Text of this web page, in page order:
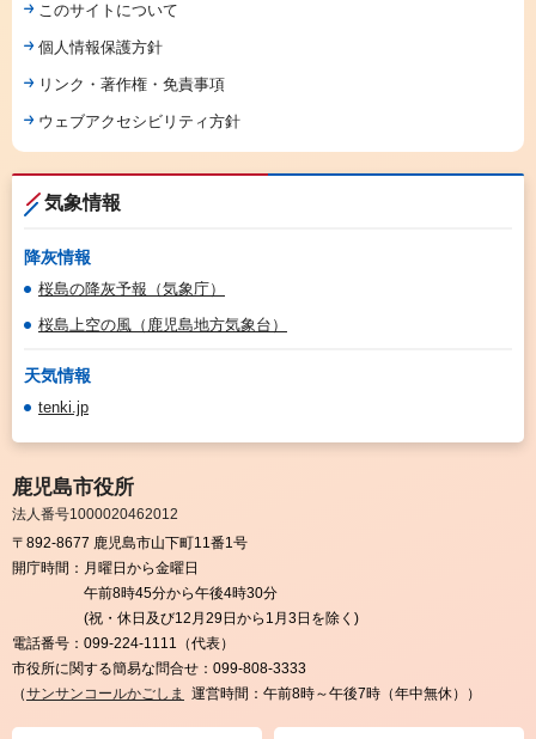
このサイトについて
個人情報保護方針
リンク・著作権・免責事項
ウェブアクセシビリティ方針
気象情報
降灰情報
桜島の降灰予報（気象庁）
桜島上空の風（鹿児島地方気象台）
天気情報
tenki.jp
鹿児島市役所
法人番号1000020462012
〒892-8677 鹿児島市山下町11番1号
開庁時間： 月曜日から金曜日
午前8時45分から午後4時30分
(祝・休日及び12月29日から1月3日を除く)
電話番号： 099-224-1111（代表）
市役所に関する簡易な問合せ： 099-808-3333
（サンサンコールかごしま 運営時間：午前8時～午後7時（年中無休））